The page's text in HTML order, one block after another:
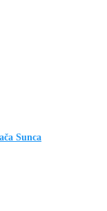
Sunca